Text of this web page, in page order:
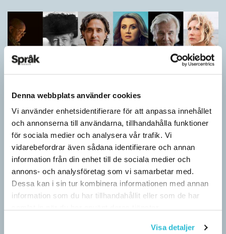
Denna webbplats använder cookies
Vi använder enhetsidentifierare för att anpassa innehållet
och annonserna till användarna, tillhandahålla funktioner
för sociala medier och analysera vår trafik. Vi
vidarebefordrar även sådana identifierare och annan
information från din enhet till de sociala medier och
annons- och analysföretag som vi samarbetar med.
Dessa kan i sin tur kombinera informationen med annan
information som du har tillhandahållit eller som de har
Visa detaljer
Vilket språk är detta? (Kviss #626)
KVISS
I det här kvisset möter du texter om berömda svenska
författare på tolv olika språk hämtade från Wikipedia. Men vilka
är språken?